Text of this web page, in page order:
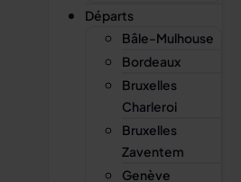
Départs
Bâle-Mulhouse
Bordeaux
Bruxelles
Charleroi
Bruxelles
Zaventem
Genève